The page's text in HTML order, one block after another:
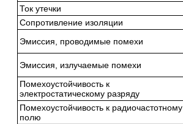
Ток утечки
Сопротивление изоляции
Эмиссия, проводимые помехи
Эмиссия, излучаемые помехи
Помехоустойчивость к
электростатическому разряду
Помехоустойчивость к радиочастотному
полю